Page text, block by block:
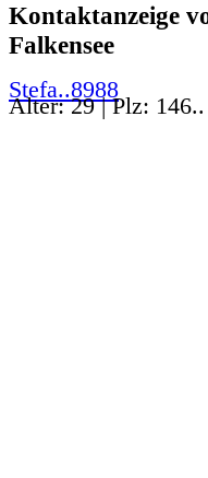
Kontaktanzeige
Falkensee
Stefa..8988
Alter: 29 | Plz: 146..